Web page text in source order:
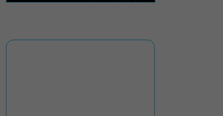
Αττική, Στερεά Ελλάδα και